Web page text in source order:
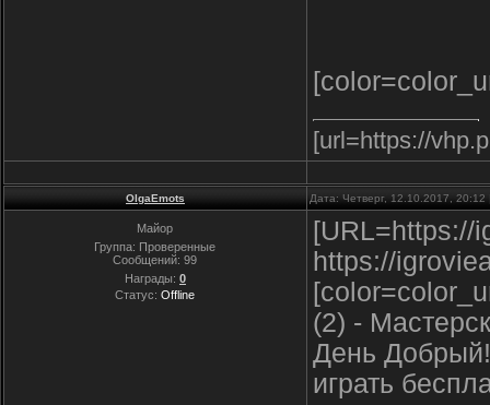
[url=https://
OlgaEmots Дата: Четверг, 12.10.2017,
Майор
Группа: Проверенные
Сообщений:99
Награды: 0
Статус:Offline
[URL=https://
https://
(2) -
День
играть